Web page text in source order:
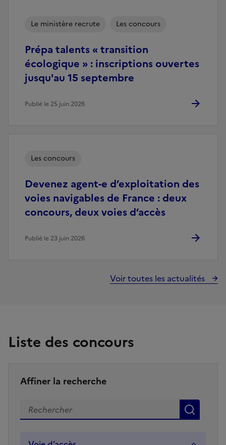
Prépa talents « transition
écologique » : inscriptions ouvertes
jusqu'au 15 septembre
Le ministère recrute Les concours
Publié le 25 juin 2026
Devenez agent-e d’exploitation des
voies navigables de France : deux
concours, deux voies d’accès
Les concours
Publié le 23 juin 2026
Voir toutes les actualités
Liste des concours
Affiner la recherche
Recherche par mot(s) clé(s)